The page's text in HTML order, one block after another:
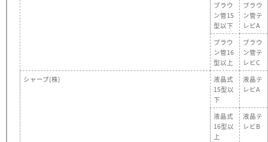
ブラウ
ン管15
型以下
ブラウ
ン管テ
レビA
ブラウ
ン管16
型以上
ブラウ
ン管テ
レビC
シャープ(株)
液晶式
15型以
下
液晶テ
レビA
液晶式
16型以
上
液晶テ
レビB